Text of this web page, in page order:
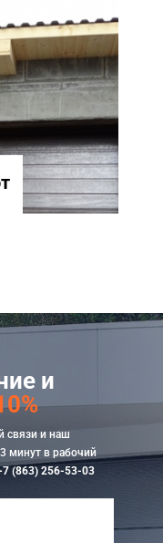
и
связи и наш
минут в рабочий
(863) 256-53-03